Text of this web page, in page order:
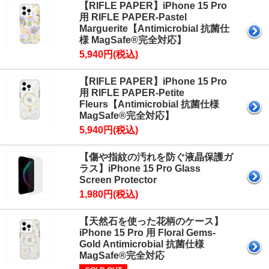
【RIFLE PAPER】iPhone 15 Pro
用 RIFLE PAPER-Pastel
Marguerite【Antimicrobial 抗菌仕
様 MagSafe®完全対応】
5,940円(税込)
【RIFLE PAPER】iPhone 15 Pro
用 RIFLE PAPER-Petite
Fleurs【Antimicrobial 抗菌仕様
MagSafe®完全対応】
5,940円(税込)
【傷や指紋の汚れを防ぐ液晶保護ガ
ラス】iPhone 15 Pro Glass
Screen Protector
1,980円(税込)
【天然石を使った花柄のケース】
iPhone 15 Pro 用 Floral Gems-
Gold Antimicrobial 抗菌仕様
MagSafe®完全対応